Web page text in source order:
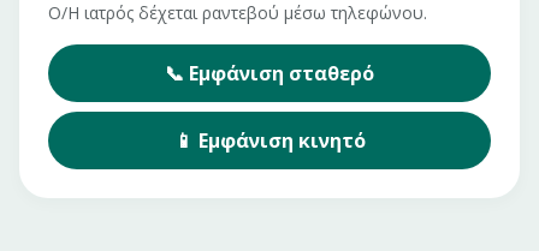
Ο/Η ιατρός δέχεται ραντεβού μέσω τηλεφώνου.
📞 Εμφάνιση σταθερό
📱 Εμφάνιση κινητό